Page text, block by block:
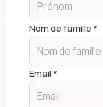
Nom de famille *
Email *